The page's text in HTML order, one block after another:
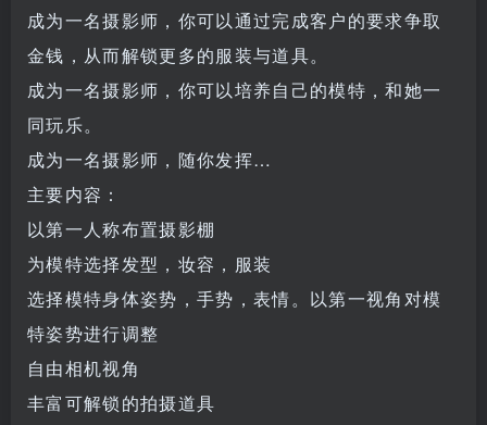
成为一名摄影师，你可以通过完成客户的要求争取
金钱，从而解锁更多的服装与道具。
成为一名摄影师，你可以培养自己的模特，和她一
同玩乐。
成为一名摄影师，随你发挥…
主要内容：
以第一人称布置摄影棚
为模特选择发型，妆容，服装
选择模特身体姿势，手势，表情。以第一视角对模
特姿势进行调整
自由相机视角
丰富可解锁的拍摄道具